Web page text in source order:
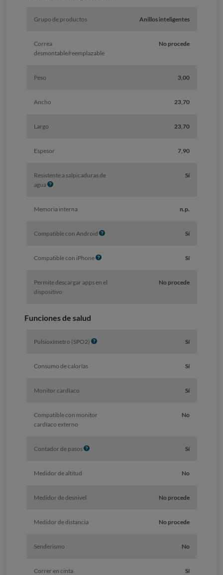
Grupo de productos Anillos inteligentes
Correa
desmontable/reemplazable
No procede
Peso 3,00
Ancho 23,70
Largo 23,70
Espesor 7,90
Resistente a salpicaduras de
agua I
o
Sí
Memoria interna n.p.
Compatible con Android I
o
Sí
Compatible con iPhoneI
o
Sí
Permite descargar apps en el
dispositivo
No procede
Funciones de salud
Pulsioxímetro (SPO2) I
Sí
Consumo de calorías Sí
Monitor cardíaco Sí
Compatible con monitor
cardíaco externo
No
Contador de pasosI
Sí
Medidor de altitud No
Medidor de desnivel No procede
Medidor de distancia No procede
Senderismo No
Correr en cinta Sí